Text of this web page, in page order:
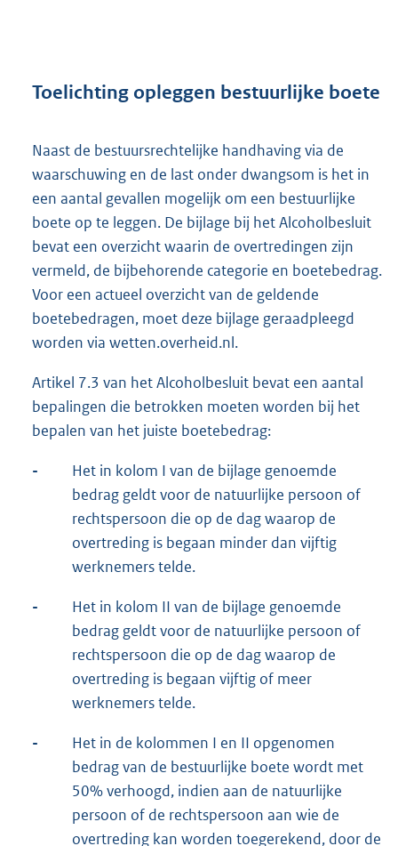
Toelichting opleggen bestuurlijke boete
Naast de bestuursrechtelijke handhaving via de
waarschuwing en de last onder dwangsom is het in
een aantal gevallen mogelijk om een bestuurlijke
boete op te leggen. De bijlage bij het Alcoholbesluit
bevat een overzicht waarin de overtredingen zijn
vermeld, de bijbehorende categorie en boetebedrag.
Voor een actueel overzicht van de geldende
boetebedragen, moet deze bijlage geraadpleegd
worden via wetten.overheid.nl.
Artikel 7.3 van het Alcoholbesluit bevat een aantal
bepalingen die betrokken moeten worden bij het
bepalen van het juiste boetebedrag:
-
Het in kolom I van de bijlage genoemde
bedrag geldt voor de natuurlijke persoon of
rechtspersoon die op de dag waarop de
overtreding is begaan minder dan vijftig
werknemers telde.
-
Het in kolom II van de bijlage genoemde
bedrag geldt voor de natuurlijke persoon of
rechtspersoon die op de dag waarop de
overtreding is begaan vijftig of meer
werknemers telde.
-
Het in de kolommen I en II opgenomen
bedrag van de bestuurlijke boete wordt met
50% verhoogd, indien aan de natuurlijke
persoon of de rechtspersoon aan wie de
overtreding kan worden toegerekend, door de